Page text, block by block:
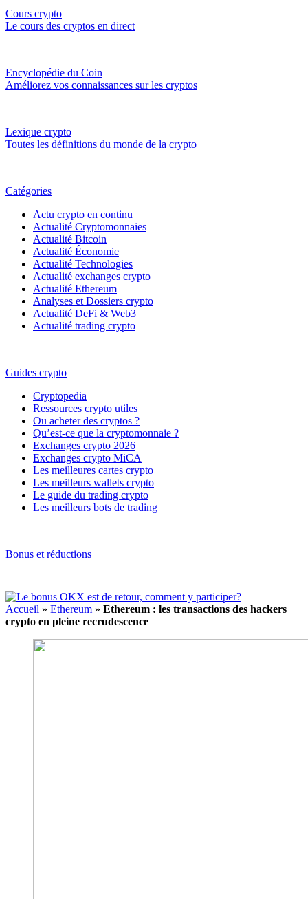
Cours crypto
Le cours des cryptos en direct
Encyclopédie du Coin
Améliorez vos connaissances sur les cryptos
Lexique crypto
Toutes les définitions du monde de la crypto
Catégories
Actu crypto en continu
Actualité Cryptomonnaies
Actualité Bitcoin
Actualité Économie
Actualité Technologies
Actualité exchanges crypto
Actualité Ethereum
Analyses et Dossiers crypto
Actualité DeFi & Web3
Actualité trading crypto
Guides crypto
Cryptopedia
Ressources crypto utiles
Ou acheter des cryptos ?
Qu’est-ce que la cryptomonnaie ?
Exchanges crypto 2026
Exchanges crypto MiCA
Les meilleures cartes crypto
Les meilleurs wallets crypto
Le guide du trading crypto
Les meilleurs bots de trading
Bonus et réductions
Accueil » Ethereum » Ethereum : les transactions des hackers
crypto en pleine recrudescence